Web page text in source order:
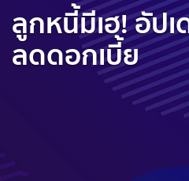
ลูกหนี้มีเฮ! อัป
ลดดอกเบี้ย